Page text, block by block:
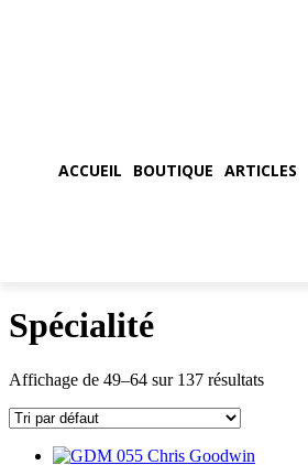
ACCUEIL BOUTIQUE ARTICLES
Spécialité
Affichage de 49–64 sur 137 résultats